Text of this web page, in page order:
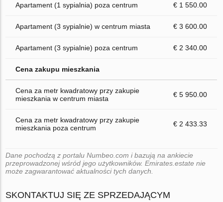
Apartament (1 sypialnia) poza centrum € 1 550.00
Apartament (3 sypialnie) w centrum miasta € 3 600.00
Apartament (3 sypialnie) poza centrum € 2 340.00
Cena zakupu mieszkania
Cena za metr kwadratowy przy zakupie
mieszkania w centrum miasta
€ 5 950.00
Cena za metr kwadratowy przy zakupie
mieszkania poza centrum
€ 2 433.33
Dane pochodzą z portalu Numbeo.com i bazują na ankiecie
przeprowadzonej wśród jego użytkowników. Emirates.estate nie
może zagwarantować aktualności tych danych.
SKONTAKTUJ SIĘ ZE SPRZEDAJĄCYM